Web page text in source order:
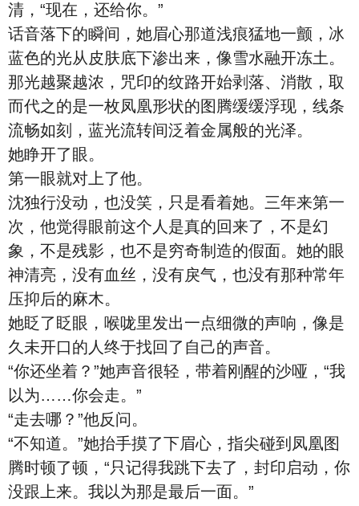
清，“现在，还给你。”
话音落下的瞬间，她眉心那道浅痕猛地一颤，冰
蓝色的光从皮肤底下渗出来，像雪水融开冻土。
那光越聚越浓，咒印的纹路开始剥落、消散，取
而代之的是一枚凤凰形状的图腾缓缓浮现，线条
流畅如刻，蓝光流转间泛着金属般的光泽。
她睁开了眼。
第一眼就对上了他。
沈独行没动，也没笑，只是看着她。三年来第一
次，他觉得眼前这个人是真的回来了，不是幻
象，不是残影，也不是穷奇制造的假面。她的眼
神清亮，没有血丝，没有戾气，也没有那种常年
压抑后的麻木。
她眨了眨眼，喉咙里发出一点细微的声响，像是
久未开口的人终于找回了自己的声音。
“你还坐着？”她声音很轻，带着刚醒的沙哑，“我
以为……你会走。”
“走去哪？”他反问。
“不知道。”她抬手摸了下眉心，指尖碰到凤凰图
腾时顿了顿，“只记得我跳下去了，封印启动，你
没跟上来。我以为那是最后一面。”